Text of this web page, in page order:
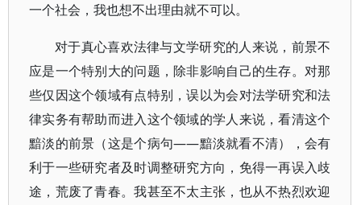
一个社会，我也想不出理由就不可以。
对于真心喜欢法律与文学研究的人来说，前景不
应是一个特别大的问题，除非影响自己的生存。对那
些仅因这个领域有点特别，误以为会对法学研究和法
律实务有帮助而进入这个领域的学人来说，看清这个
黯淡的前景（这是个病句——黯淡就看不清），会有
利于一些研究者及时调整研究方向，免得一再误入歧
途，荒废了青春。我甚至不太主张，也从不热烈欢迎